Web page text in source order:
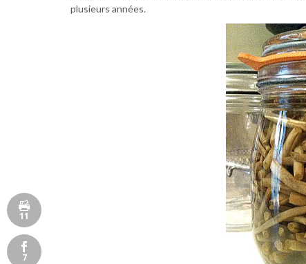
plusieurs années.
11
7